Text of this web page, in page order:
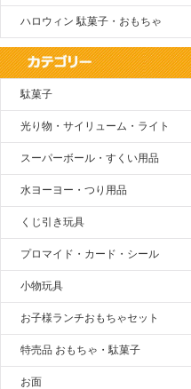
ハロウィン 駄菓子・おもちゃ
駄菓子
光り物・サイリューム・ライト
スーパーボール・すくい用品
水ヨーヨー・つり用品
くじ引き玩具
プロマイド・カード・シール
小物玩具
お子様ランチおもちゃセット
特売品 おもちゃ・駄菓子
お面